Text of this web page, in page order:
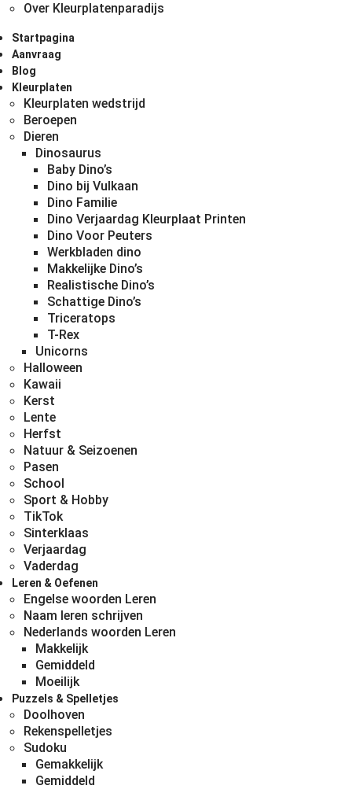
Over Kleurplatenparadijs
Startpagina
Aanvraag
Blog
Kleurplaten
Kleurplaten wedstrijd
Beroepen
Dieren
Dinosaurus
Baby Dino’s
Dino bij Vulkaan
Dino Familie
Dino Verjaardag Kleurplaat Printen
Dino Voor Peuters
Werkbladen dino
Makkelijke Dino’s
Realistische Dino’s
Schattige Dino’s
Triceratops
T-Rex
Unicorns
Halloween
Kawaii
Kerst
Lente
Herfst
Natuur & Seizoenen
Pasen
School
Sport & Hobby
TikTok
Sinterklaas
Verjaardag
Vaderdag
Leren & Oefenen
Engelse woorden Leren
Naam leren schrijven
Nederlands woorden Leren
Makkelijk
Gemiddeld
Moeilijk
Puzzels & Spelletjes
Doolhoven
Rekenspelletjes
Sudoku
Gemakkelijk
Gemiddeld